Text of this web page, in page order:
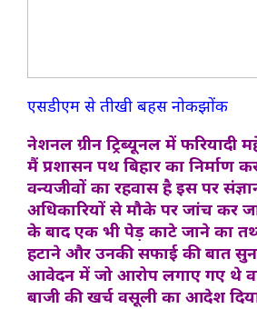
एसडीएम से तीखी बहस नोकझोंक
नेशनल ग्रीन ट्रिब्यूनल में
मैं प्रशासन पथ बिहार का निर्माण
वन्यजीवों का रहवास है इस पर
अधिकारियों से मौके पर जांच कर
के बाद एक भी पेड़ काटे जाने का
हटाने और उनकी सफाई की बात
आवेदन में जो आरोप लगाए गए थे
बाजी की खर्च वसूली का आदेश